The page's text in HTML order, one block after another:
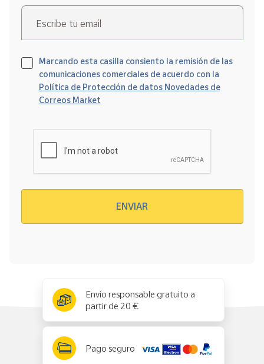
Escribe tu email
Marcando esta casilla consiento la remisión de las
comunicaciones comerciales de acuerdo con la
Política de Protección de datos Novedades de
Correos Market
ENVIAR
Envío responsable gratuito a
partir de 20 €
Pago seguro